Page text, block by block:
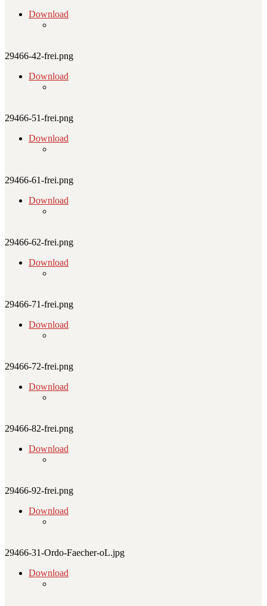
Download
29466-42-frei.png
Download
29466-51-frei.png
Download
29466-61-frei.png
Download
29466-62-frei.png
Download
29466-71-frei.png
Download
29466-72-frei.png
Download
29466-82-frei.png
Download
29466-92-frei.png
Download
29466-31-Ordo-Faecher-oL.jpg
Download